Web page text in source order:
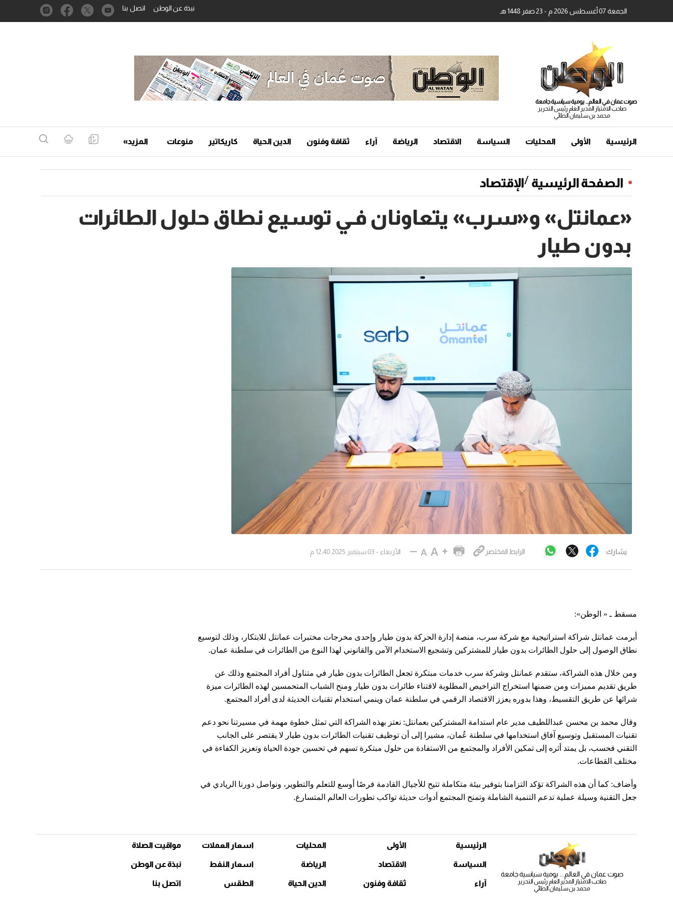
الجمعة 07 أغسطس 2026 م - 23 صفر 1448 هـ نبذة عن الوطن اتصل بنا
صوت عمان في العالم... يومية سياسية جامعة
صاحب الامتياز المدير العام رئيس التحرير
محمد بن سليمان الطائي
الرئيسية الأولى المحليات السياسة الاقتصاد الرياضة آراء ثقافة وفنون الدين الحياة كاريكاتير منوعات المزيد»
الصفحة الرئيسية /الإقتصاد
«عمانتل» و«سرب» يتعاونان فـي توسيع نطاق حلول الطائرات
بدون طيار
يشارك الرابط المختصر الأربعاء - 03 سبتمبر 2025 12:40 م
مسقط ـ « الوطن»:
أبرمت عمانتل شراكة استراتيجية مع شركة سرب، منصة إدارة الحركة بدون طيار وإحدى مخرجات مختبرات عمانتل للابتكار، وذلك لتوسيع
نطاق الوصول إلى حلول الطائرات بدون طيار للمشتركين وتشجيع الاستخدام الآمن والقانوني لهذا النوع من الطائرات في سلطنة عمان.
ومن خلال هذه الشراكة، ستقدم عمانتل وشركة سرب خدمات مبتكرة تجعل الطائرات بدون طيار في متناول أفراد المجتمع وذلك عن
طريق تقديم مميزات ومن ضمنها استخراج التراخيص المطلوبة لاقتناء طائرات بدون طيار ومنح الشباب المتحمسين لهذه الطائرات ميزة
شرائها عن طريق التقسيط، وهذا بدوره يعزز الاقتصاد الرقمي في سلطنة عمان وينمي استخدام تقنيات الحديثة لدى أفراد المجتمع.
وقال محمد بن محسن عبداللطيف مدير عام استدامة المشتركين بعمانتل: نعتز بهذه الشراكة التي تمثل خطوة مهمة في مسيرتنا نحو دعم
تقنيات المستقبل وتوسيع آفاق استخدامها في سلطنة عُمان، مشيرا إلى أن توظيف تقنيات الطائرات بدون طيار لا يقتصر على الجانب
التقني فحسب، بل يمتد أثره إلى تمكين الأفراد والمجتمع من الاستفادة من حلول مبتكرة تسهم في تحسين جودة الحياة وتعزيز الكفاءة في
مختلف القطاعات.
وأضاف: كما أن هذه الشراكة تؤكد التزامنا بتوفير بيئة متكاملة تتيح للأجيال القادمة فرصًا أوسع للتعلم والتطوير، ونواصل دورنا الريادي في
جعل التقنية وسيلة عملية تدعم التنمية الشاملة وتمنح المجتمع أدوات حديثة تواكب تطورات العالم المتسارع.
صوت عمان في العالم... يومية سياسية جامعة
صاحب الامتياز المدير العام رئيس التحرير
محمد بن سليمان الطائي
الرئيسية
السياسة
آراء
الأولى
الاقتصاد
ثقافة وفنون
المحليات
الرياضة
الدين الحياة
اسعار العملات
اسعار النفط
الطقس
مواقيت الصلاة
نبذة عن الوطن
اتصل بنا